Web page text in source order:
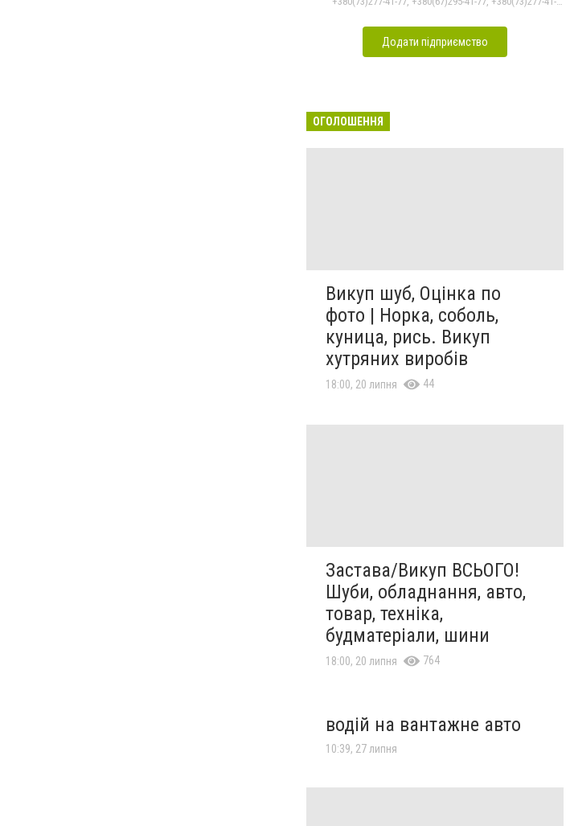
Додати підприємство
ОГОЛОШЕННЯ
Викуп шуб, Оцінка по
фото | Норка, соболь,
куница, рись. Викуп
хутряних виробів
18:00, 20 липня 44
Застава/Викуп ВСЬОГО!
Шуби, обладнання, авто,
товар, техніка,
будматеріали, шини
18:00, 20 липня 764
водій на вантажне авто
10:39, 27 липня